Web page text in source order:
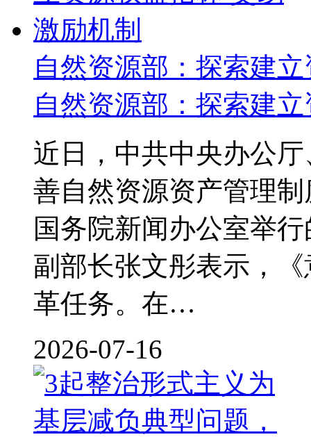
自然资源部：探索建
自然资源部：探索建
近日，中共中央办公
善自然资源资产管理
国务院新闻办公室举
副部长张文彤表示，
革任务。在…
2026-07-16